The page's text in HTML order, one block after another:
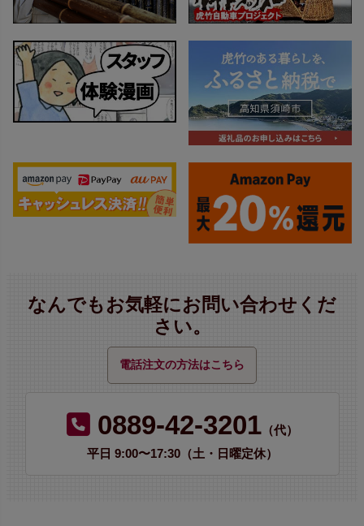
なんでもお気軽にお問い合わせくだ
さい。
電話注文の方法はこちら
0889-42-3201（代）
平日 9:00〜17:30（土・日曜定休）